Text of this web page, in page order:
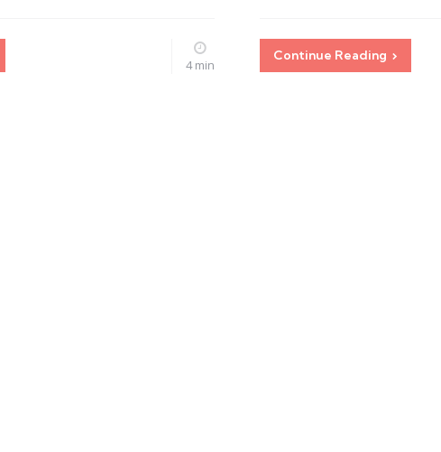
4 min
Continue Reading